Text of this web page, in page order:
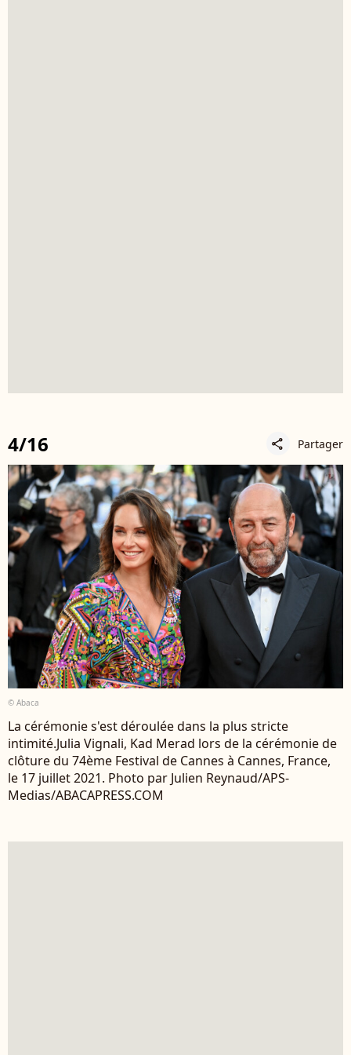
4/16 share Partager
© Abaca
La cérémonie s'est déroulée dans la plus stricte
intimité.Julia Vignali, Kad Merad lors de la cérémonie de
clôture du 74ème Festival de Cannes à Cannes, France,
le 17 juillet 2021. Photo par Julien Reynaud/APS-
Medias/ABACAPRESS.COM